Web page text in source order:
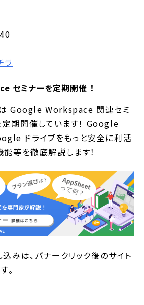
ラ
ミナーを定期開催 ！
Google Workspace 関連セミ
定期開催しています！ Google
ドライブをもっと安全に利活
等を徹底解説します！
みは、バナークリック後のサイト
。